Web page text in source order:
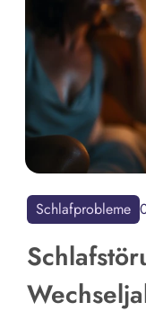
Schlafprobleme